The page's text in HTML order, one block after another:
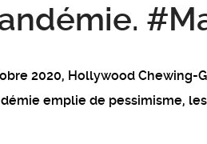
2020, Hollywood Chewing-
emplie de pessimisme,